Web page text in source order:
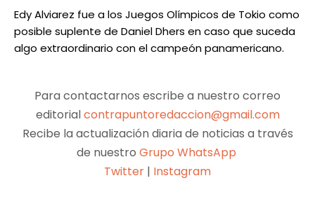
Edy Alviarez fue a los Juegos Olímpicos de Tokio como
posible suplente de Daniel Dhers en caso que suceda
algo extraordinario con el campeón panamericano.
Para contactarnos escribe a nuestro correo
editorialcontrapuntoredaccion@gmail.com
Recibe la actualización diaria de noticias a través
de nuestro Grupo WhatsApp
Twitter | Instagram